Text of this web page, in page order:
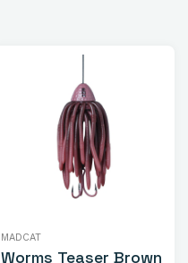
MADCAT
Worms Teaser Brown